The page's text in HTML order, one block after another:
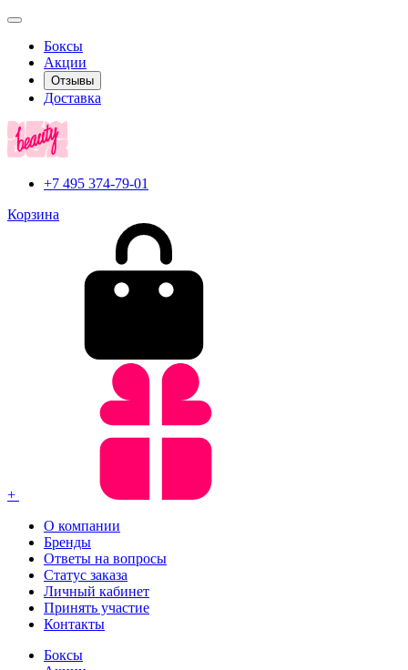
Боксы
Акции
Отзывы
Доставка
+7 495 374-79-01
Корзина
+
О компании
Бренды
Ответы на вопросы
Статус заказа
Личный кабинет
Принять участие
Контакты
Боксы